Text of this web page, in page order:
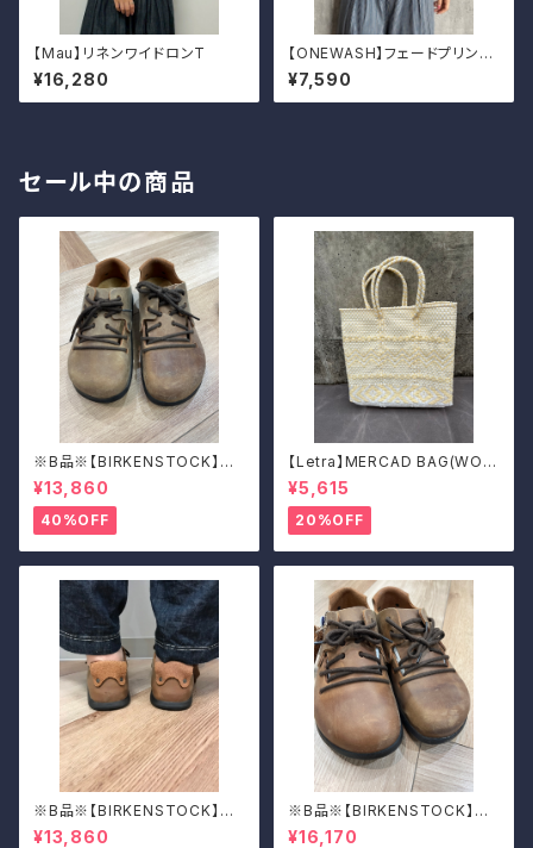
【Mau】リネンワイドロンT
¥16,280
【ONEWASH】フェードプリント
Tシャツ（キャメル）
¥7,590
セール中の商品
※B品※【BIRKENSTOCK】Mo
ntana/CUOIO 38
¥13,860
40%OFF
【Letra】MERCAD BAG(WOV
EN)
¥5,615
20%OFF
※B品※【BIRKENSTOCK】Mo
ntana/CUOIO 37
¥13,860
※B品※【BIRKENSTOCK】Mo
ntana/CUOIO 39
¥16,170